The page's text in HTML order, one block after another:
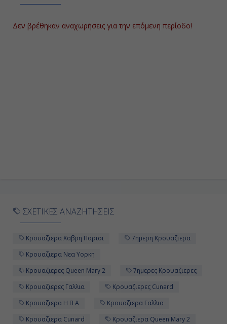
Δεν βρέθηκαν αναχωρήσεις για την επόμενη περίοδο!
ΣΧΕΤΙΚΕΣ ΑΝΑΖΗΤΗΣΕΙΣ
Κρουαζιερα Χαβρη Παρισι
7ημερη Κρουαζιερα
Κρουαζιερα Νεα Υορκη
Κρουαζιερες Queen Mary 2
7ημερες Κρουαζιερες
Κρουαζιερες Γαλλια
Κρουαζιερες Cunard
Κρουαζιερα Η Π Α
Κρουαζιερα Γαλλια
Κρουαζιερα Cunard
Κρουαζιερα Queen Mary 2